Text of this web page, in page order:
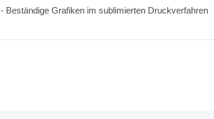
- Beständige Grafiken im sublimierten Druckverfahren